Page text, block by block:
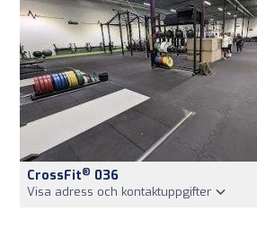
CrossFit® 036
Visa adress och kontaktuppgifter